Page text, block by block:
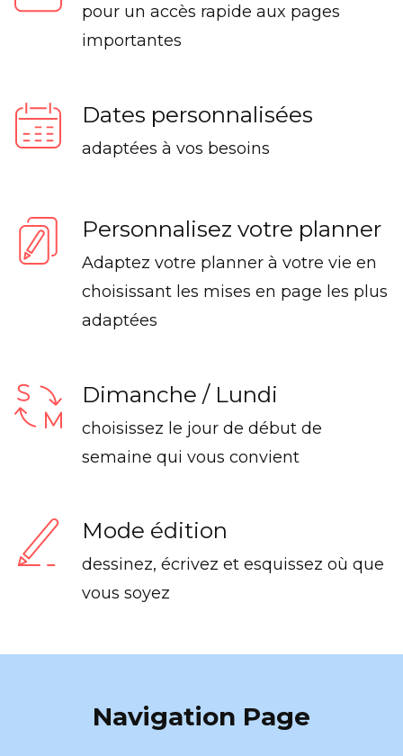
pour un accès rapide aux pages
importantes
Dates personnalisées
adaptées à vos besoins
Personnalisez votre planner
Adaptez votre planner à votre vie en
choisissant les mises en page les plus
adaptées
Dimanche / Lundi
choisissez le jour de début de
semaine qui vous convient
Mode édition
dessinez, écrivez et esquissez où que
vous soyez
Navigation Page